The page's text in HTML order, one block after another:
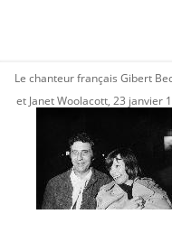
Le chanteur français Gibert
et Janet Woolacott, 23 janvier